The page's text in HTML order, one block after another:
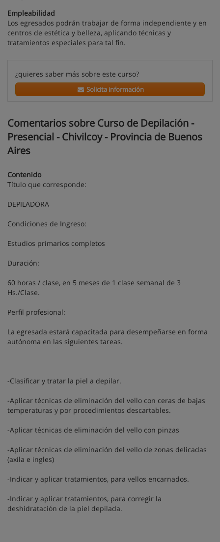
Empleabilidad
Los egresados podrán trabajar de forma independiente y en
centros de estética y belleza, aplicando técnicas y
tratamientos especiales para tal fin.
¿quieres saber más sobre este curso?
Solicita información
Comentarios sobre Curso de Depilación -
Presencial - Chivilcoy - Provincia de Buenos
Aires
Contenido
Título que corresponde:
DEPILADORA
Condiciones de Ingreso:
Estudios primarios completos
Duración:
60 horas / clase, en 5 meses de 1 clase semanal de 3
Hs./Clase.
Perfil profesional:
La egresada estará capacitada para desempeñarse en forma
autónoma en las siguientes tareas.
-Clasificar y tratar la piel a depilar.
-Aplicar técnicas de eliminación del vello con ceras de bajas
temperaturas y por procedimientos descartables.
-Aplicar técnicas de eliminación del vello con pinzas
-Aplicar técnicas de eliminación del vello de zonas delicadas
(axila e ingles)
-Indicar y aplicar tratamientos, para vellos encarnados.
-Indicar y aplicar tratamientos, para corregir la
deshidratación de la piel depilada.